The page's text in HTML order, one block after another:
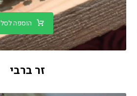
זר ברבי
הוספה לסל